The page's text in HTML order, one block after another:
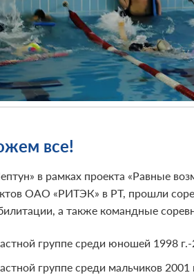
все!
в рамках проекта «Равные
ОАО «РИТЭК» в РТ, прошли
а также командные
группе среди юношей 1998
группе среди мальчиков